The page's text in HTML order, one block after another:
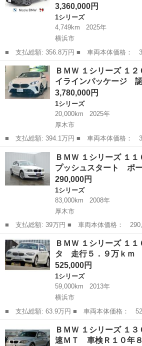
3,360,000円
1シリーズ
4,749km
2025年
横浜市
■ 支払総額: 356.8万円 ■ 車両本体価格： 3,360,000 円 ■ メーカ
ー名： ＢＭＷ ■ 車種名： １シリーズ ■
０ Ｍスポーツ 認定中古車 ２年保証 ヘッ
イ １８イン...
神奈川 横浜市
ＢＭＷ １シリーズ １
イラインパッケージ
3,780,000円
1シリーズ
20,000km
2025年
厚木市
■ 支払総額: 394.1万円 ■ 車両本体価格： 3,780,000 円 ■ メーカ
ー名： ＢＭＷ ■ 車種名： １シリーズ ■
ｄ Ｍスポーツ ハイラインパッケージ 認
ッケージ...
神奈川 厚木市
ＢＭＷ １シリーズ １
プッシュスタート ポ
290,000円
1シリーズ
83,000km
2008年
厚木市
■ 支払総額: 39万円 ■ 車両本体価格： 290,000 円 ■ メーカー
名： ＢＭＷ ■ 車種名： １シリーズ ■ グ
ｉ スマートキー プッシュスタート ポー
ラ 純正ＣＤオーデ...
神奈川 厚木市
ＢＭＷ １シリーズ １
タ 走行５．９万ｋ
525,000円
1シリーズ
59,000km
2013年
横浜市
■ 支払総額: 63.9万円 ■ 車両本体価格： 525,000 円 ■ メーカー
名： ＢＭＷ ■ 車種名： １シリーズ ■ グ
ｉ ファッショニスタ 走行５．９万ｋｍ
ラ ベージュ革 ...
ＢＭＷ １シリーズ １
速ＭＴ 車検Ｒ１０年